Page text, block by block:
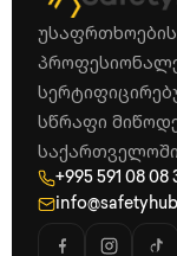
სწრაფი
+995 591 08 08